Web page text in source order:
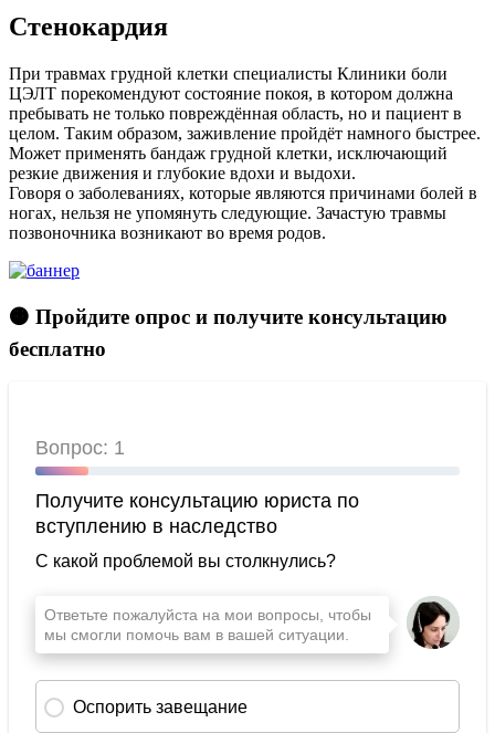
Стенокардия
При травмах грудной клетки специалисты Клиники боли
ЦЭЛТ порекомендуют состояние покоя, в котором должна
пребывать не только повреждённая область, но и пациент в
целом. Таким образом, заживление пройдёт намного быстрее.
Может применять бандаж грудной клетки, исключающий
резкие движения и глубокие вдохи и выдохи.
Говоря о заболеваниях, которые являются причинами болей в
ногах, нельзя не упомянуть следующие. Зачастую травмы
позвоночника возникают во время родов.
🟠 Пройдите опрос и получите консультацию
бесплатно